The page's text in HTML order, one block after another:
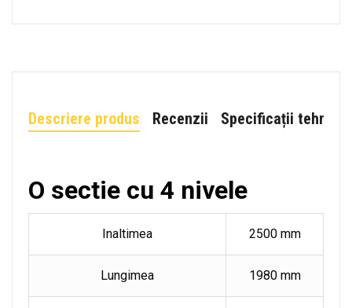
Descriere produs Recenzii Specificații tehnice
O sectie cu 4 nivele
Inaltimea 2500 mm
Lungimea 1980 mm